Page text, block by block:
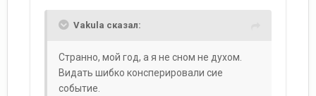
Vakula сказал:
Странно, мой год, а я не сном не духом.
Видать шибко консперировали сие
событие.